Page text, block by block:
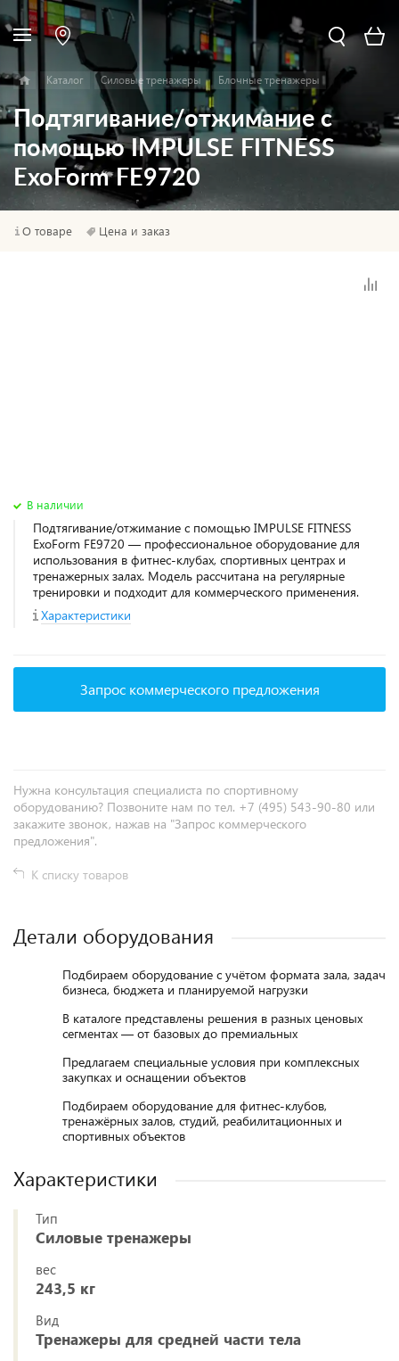
Каталог Силовые тренажеры Блочные тренажеры
Подтягивание/отжимание с
помощью IMPULSE FITNESS
ExoForm FE9720
О товаре Цена и заказ
В наличии
Подтягивание/отжимание с помощью IMPULSE FITNESS
ExoForm FE9720 — профессиональное оборудование для
использования в фитнес‑клубах, спортивных центрах и
тренажерных залах. Модель рассчитана на регулярные
тренировки и подходит для коммерческого применения.
Характеристики
Запрос коммерческого предложения
Нужна консультация специалиста по спортивному
оборудованию? Позвоните нам по тел. +7 (495) 543-90-80 или
закажите звонок, нажав на "Запрос коммерческого
предложения".
К списку товаров
Детали оборудования
Подбираем оборудование с учётом формата зала, задач
бизнеса, бюджета и планируемой нагрузки
В каталоге представлены решения в разных ценовых
сегментах — от базовых до премиальных
Предлагаем специальные условия при комплексных
закупках и оснащении объектов
Подбираем оборудование для фитнес-клубов,
тренажёрных залов, студий, реабилитационных и
спортивных объектов
Характеристики
Тип
Силовые тренажеры
вес
243,5 кг
Вид
Тренажеры для средней части тела